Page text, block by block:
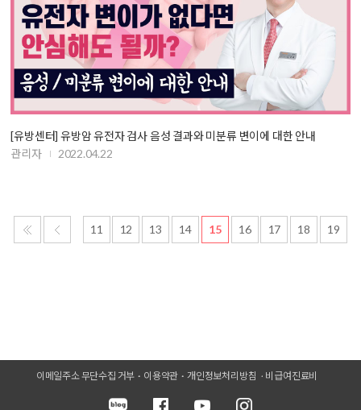
[유방센터] 유방암 유전자 검사 음성 결과와 미분류 변이에 대한 안내
관리자
2022.04.22
11 12 13 14 15 16 17 18 19
이메일주소 무단수집 거부 이용약관 개인정보처리방침 비급여진료비